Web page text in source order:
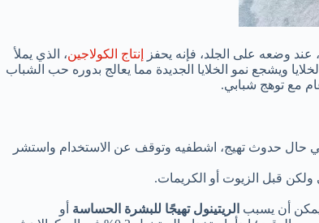
عند وضعه على الجلد، فإنه يحفز إنتاج الكولاجين، الذي يملأ
ويشجع نمو الخلايا الجديدة مما يعالج بدوره حب الشباب
مع توهج شبابي.
حال حدوث تهيج، اشطفيه وتوقف عن الاستخدام واستشر
قبل الزيوت أو الكريمات.
يمكن أن يسبب الريتينول تهيجًا للبشرة الحساسة أو